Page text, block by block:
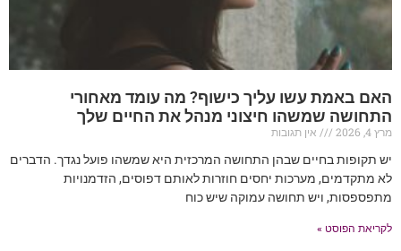
האם באמת עשו עליך כישוף? מה עומד מאחורי
התחושה שמשהו חיצוני מנהל את החיים שלך
מרץ 4, 2026
אין תגובות
יש תקופות בחיים שבהן התחושה המרכזית היא שמשהו פועל נגדך. הדברים
לא מתקדמים, מערכות יחסים חוזרות לאותם דפוסים, הזדמנויות
מתפספסות, ויש תחושה עמוקה שיש כוח
לקריאת הפוסט »